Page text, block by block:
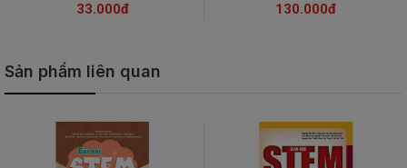
33.000đ 130.000đ
Sản phẩm liên quan